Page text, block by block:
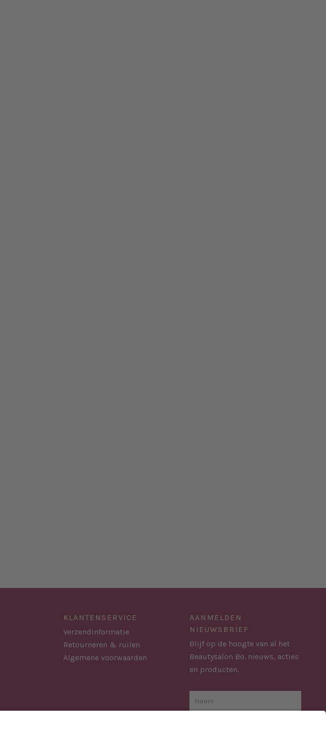
KLANTENSERVICE
Verzendinformatie
Retourneren & ruilen
Algemene voorwaarden
AANMELDEN
NIEUWSBRIEF
Blijf op de hoogte van al het
Beautysalon Bo. nieuws, acties
en producten.